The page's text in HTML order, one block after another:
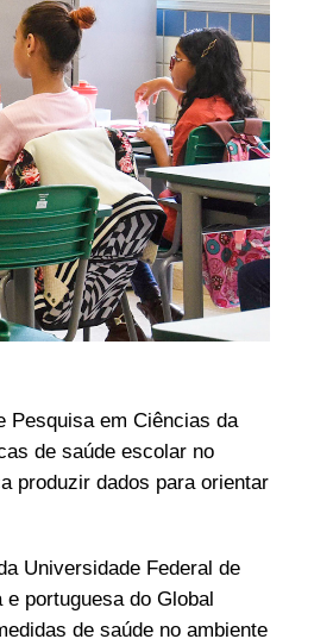
Pesquisa em Ciências da
de saúde escolar no
produzir dados para orientar
Universidade Federal de
portuguesa do Global
de saúde no ambiente